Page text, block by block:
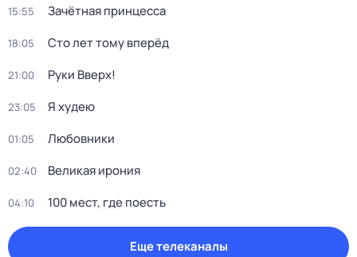
15:55 Зачётная принцесса
18:05 Сто лет тому вперёд
21:00 Руки Вверх!
23:05 Я худею
01:05 Любовники
02:40 Великая ирония
04:10 100 мест, где поесть
Еще телеканалы